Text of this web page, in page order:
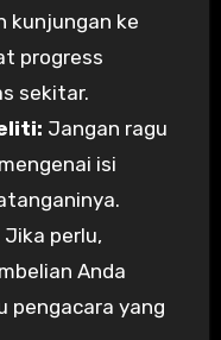
kunjungan ke
progress
sekitar.
Jangan ragu
isi
Jika perlu,
Anda
pengacara yang